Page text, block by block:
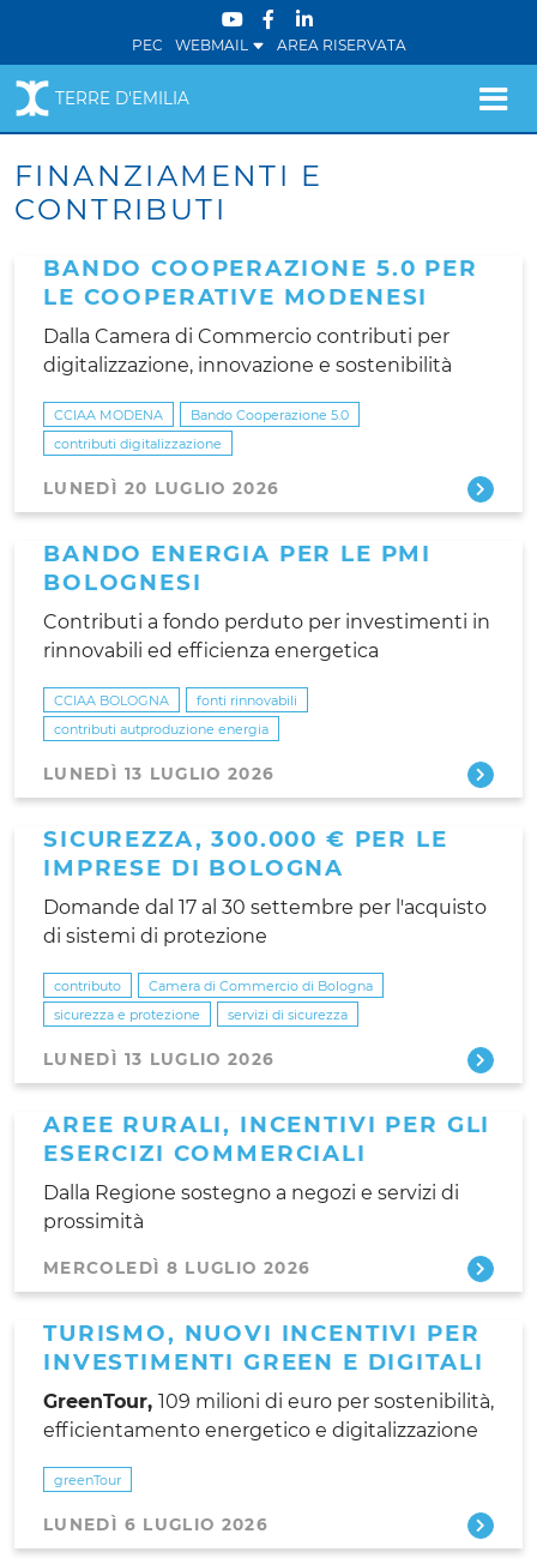
PEC WEBMAIL AREA RISERVATA
TERRE D'EMILIA
FINANZIAMENTI E
CONTRIBUTI
BANDO COOPERAZIONE 5.0 PER
LE COOPERATIVE MODENESI
Dalla Camera di Commercio contributi per
digitalizzazione, innovazione e sostenibilità
CCIAA MODENA
Bando Cooperazione 5.0
contributi digitalizzazione
LUNEDÌ 20 LUGLIO 2026
BANDO ENERGIA PER LE PMI
BOLOGNESI
Contributi a fondo perduto per investimenti in
rinnovabili ed efficienza energetica
CCIAA BOLOGNA
fonti rinnovabili
contributi autproduzione energia
LUNEDÌ 13 LUGLIO 2026
SICUREZZA, 300.000 € PER LE
IMPRESE DI BOLOGNA
Domande dal 17 al 30 settembre per l'acquisto
di sistemi di protezione
contributo
Camera di Commercio di Bologna
sicurezza e protezione
servizi di sicurezza
LUNEDÌ 13 LUGLIO 2026
AREE RURALI, INCENTIVI PER GLI
ESERCIZI COMMERCIALI
Dalla Regione sostegno a negozi e servizi di
prossimità
MERCOLEDÌ 8 LUGLIO 2026
TURISMO, NUOVI INCENTIVI PER
INVESTIMENTI GREEN E DIGITALI
GreenTour, 109 milioni di euro per sostenibilità,
efficientamento energetico e digitalizzazione
greenTour
LUNEDÌ 6 LUGLIO 2026